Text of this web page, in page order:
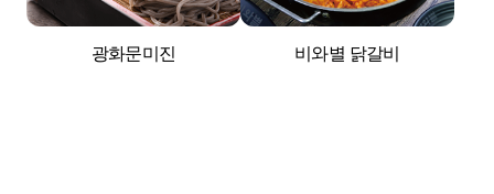
광화문미진 비와별 닭갈비